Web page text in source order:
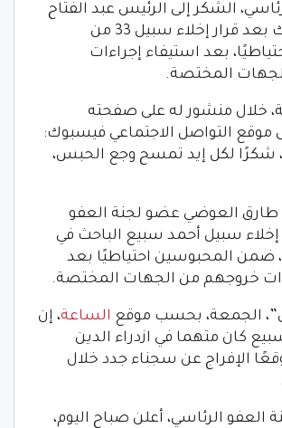
الشكر إلى الرئيس عبد الفتاح
السيسي؛ وذلك بعد قرار إخلاء سبيل 33 من
بعد استيفاء إجراءات
المختصة.
خلال منشور له على صفحته
التواصل الاجتماعي فيسبوك:
شكرًا لكل إيد تمسح وجع الحبس،
طارق العوضي عضو لجنة العفو
إخلاء سبيل أحمد سبيع الباحث في
ضمن المحبوسين احتياطيًا بعد
خروجهم من الجهات المختصة.
الجمعة، بحسب موقع الساعة، إن
كان متهما في ازدراء الدين
الإفراج عن سجناء جدد خلال
العفو الرئاسي، أعلن صباح اليوم،